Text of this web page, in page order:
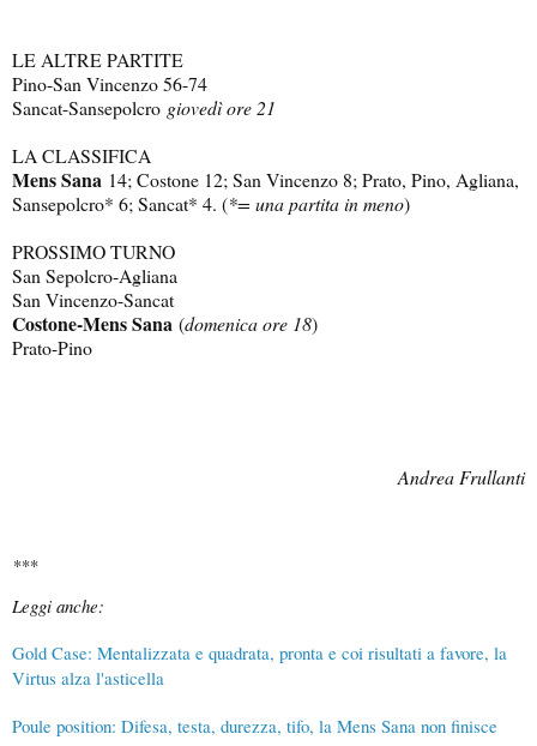
LE ALTRE PARTITE
Pino-San Vincenzo 56-74
Sancat-Sansepolcro giovedì ore 21
LA CLASSIFICA
Mens Sana 14; Costone 12; San Vincenzo 8; Prato, Pino, Agliana,
Sansepolcro* 6; Sancat* 4. (*= una partita in meno)
PROSSIMO TURNO
San Sepolcro-Agliana
San Vincenzo-Sancat
Costone-Mens Sana (domenica ore 18)
Prato-Pino
Andrea Frullanti
***
Leggi anche:
Gold Case: Mentalizzata e quadrata, pronta e coi risultati a favore, la
Virtus alza l'asticella
Poule position: Difesa, testa, durezza, tifo, la Mens Sana non finisce